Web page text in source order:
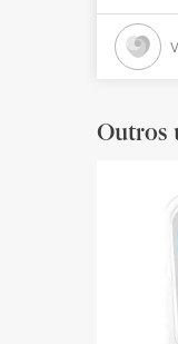
Promoções
Mais vendidos
Outros